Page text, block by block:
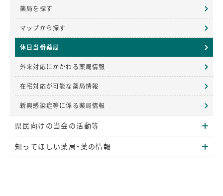
薬局を探す
マップから探す
休日当番薬局
外来対応にかかわる薬局情報
在宅対応が可能な薬局情報
新興感染症等に係る薬局情報
県民向けの当会の活動等
知ってほしい薬局・薬の情報